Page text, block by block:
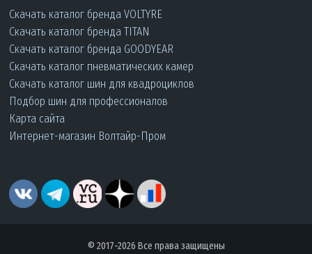
Скачать каталог бренда VOLTYRE
Скачать каталог бренда TITAN
Скачать каталог бренда GOODYEAR
Скачать каталог пневматических камер
Скачать каталог шин для квадроциклов
Подбор шин для профессионалов
Карта сайта
Интернет-магазин Волтайр-Пром
© 2017-2026 Все права защищены